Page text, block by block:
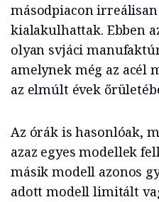
másodpiacon
kialakulhattak. Ebben
olyan svjáci
amelynek még az acél
az elmúlt évek
Az órák is hasonlóak,
azaz egyes modellek
másik modell azonos
adott modell limitált